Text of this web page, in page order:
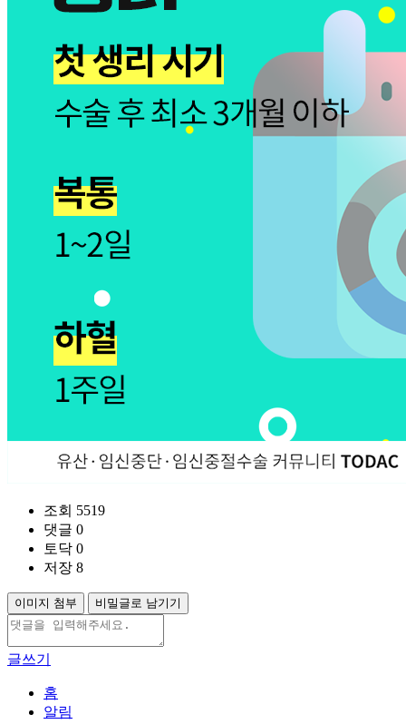
조회 5519
댓글 0
토닥 0
저장 8
이미지 첨부 비밀글로 남기기
글쓰기
홈
알림